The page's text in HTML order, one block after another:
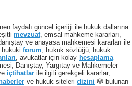
faydalı güncel içeriği ile hukuk dallarına
mevzuat , emsal mahkeme kararları,
ve anayasa mahkemesi kararları ile
, hukuki forum , hukuk sözlüğü, hukuk
, avukatlar için kolay hesaplama
Danıştay, Yargıtay ve Mahkemeler
içtihatlar ile ilgili gerekçeli kararlar,
ve hukuk siteleri dizini 🕸 bulunan